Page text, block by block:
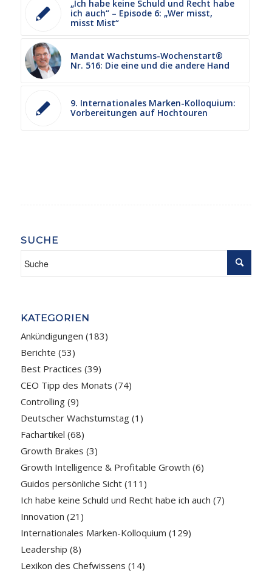
„Ich habe keine Schuld und Recht habe
ich auch“ – Episode 6: „Wer misst,
misst Mist“
Mandat Wachstums-Wochenstart®
Nr. 516: Die eine und die andere Hand
9. Internationales Marken-Kolloquium:
Vorbereitungen auf Hochtouren
SUCHE
KATEGORIEN
Ankündigungen (183)
Berichte (53)
Best Practices (39)
CEO Tipp des Monats (74)
Controlling(9)
Deutscher Wachstumstag(1)
Fachartikel (68)
Growth Brakes (3)
Growth Intelligence & Profitable Growth (6)
Guidos persönliche Sicht(111)
Ich habe keine Schuld und Recht habe ich auch (7)
Innovation (21)
Internationales Marken-Kolloquium (129)
Leadership (8)
Lexikon des Chefwissens (14)